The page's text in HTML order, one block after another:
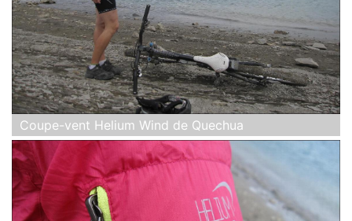
Coupe-vent Helium Wind de Quechua